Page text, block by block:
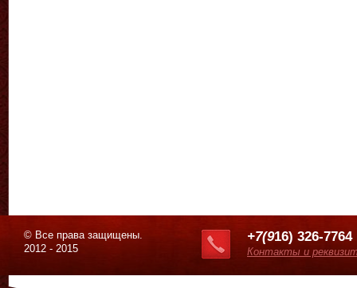
© Все права защищены.
2012 - 2015
+7(916) 326-7764
Контакты и